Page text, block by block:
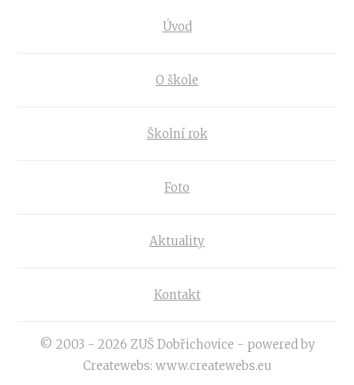
Úvod
O škole
Školní rok
Foto
Aktuality
Kontakt
© 2003 - 2026 ZUŠ Dobřichovice - powered by
Createwebs: www.createwebs.eu